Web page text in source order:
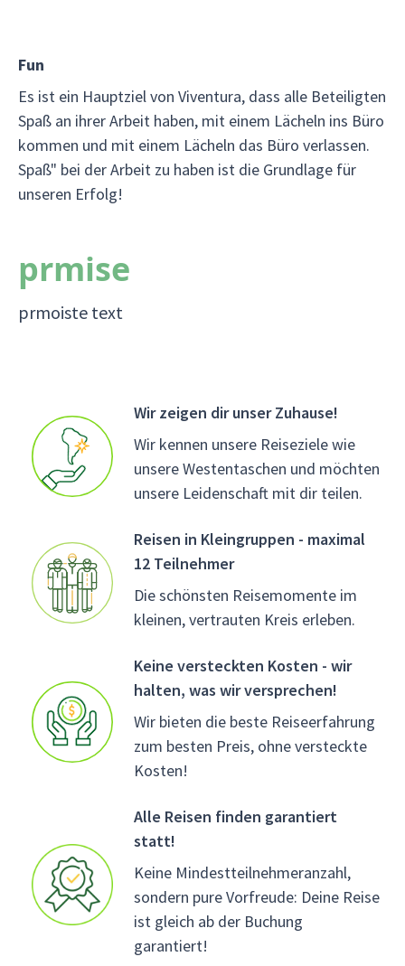
Fun
Es ist ein Hauptziel von Viventura, dass alle Beteiligten
Spaß an ihrer Arbeit haben, mit einem Lächeln ins Büro
kommen und mit einem Lächeln das Büro verlassen.
Spaß" bei der Arbeit zu haben ist die Grundlage für
unseren Erfolg!
prmise
prmoiste text
Wir zeigen dir unser Zuhause!
Wir kennen unsere Reiseziele wie
unsere Westentaschen und möchten
unsere Leidenschaft mit dir teilen.
Reisen in Kleingruppen - maximal
12 Teilnehmer
Die schönsten Reisemomente im
kleinen, vertrauten Kreis erleben.
Keine versteckten Kosten - wir
halten, was wir versprechen!
Wir bieten die beste Reiseerfahrung
zum besten Preis, ohne versteckte
Kosten!
Alle Reisen finden garantiert
statt!
Keine Mindestteilnehmeranzahl,
sondern pure Vorfreude: Deine Reise
ist gleich ab der Buchung
garantiert!